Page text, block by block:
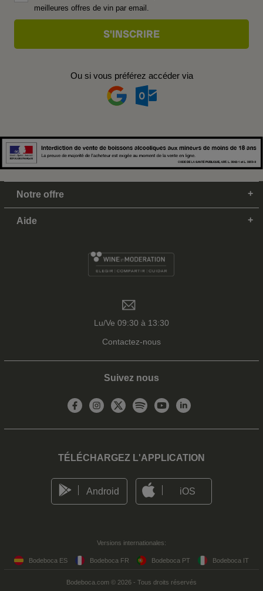
meilleures offres de vin par email.
Ou si vous préférez accéder via
Notre offre
Aide
Lu/Ve 09:30 à 13:30
Contactez-nous
Suivez nous
TÉLÉCHARGEZ L'APPLICATION
Android iOS
Versions internationales:
Bodeboca ES Bodeboca FR Bodeboca PT Bodeboca IT
Bodeboca.com © 2026 - Tous droits réservés